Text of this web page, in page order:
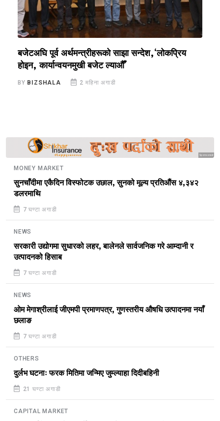
बजेटअघि पूर्व अर्थमन्त्रीहरूको साझा सन्देश,‘लोकप्रिय
होइन, कार्यान्वयनमुखी बजेट ल्याऔँ’
BY BIZSHALA 2 महिना अगाडी
Sponsored
MONEY MARKET
सुनचाँदीमा एकैदिन विस्फोटक उछाल, सुनको मूल्य प्रतिऔंस ४,३४२
डलरमाथि
7 घण्टा अगाडी
NEWS
सरकारी उद्योगमा सुधारको लहर, बालेनले सार्वजनिक गरे आम्दानी र
उत्पादनको हिसाब
7 घण्टा अगाडी
NEWS
ओम मेगाश्रीलाई जीएमपी प्रमाणपत्र, गुणस्तरीय औषधि उत्पादनमा नयाँ
छलाङ
7 घण्टा अगाडी
OTHERS
दुर्लभ घटनाः फरक मितिमा जन्मिए जुम्ल्याहा दिदीबहिनी
21 घण्टा अगाडी
CAPITAL MARKET